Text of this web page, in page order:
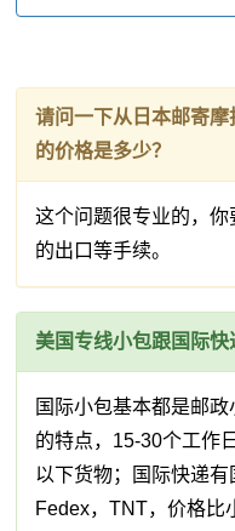
请问一下从日本邮寄
的价格是多少？
这个问题很专业的，
的出口等手续。
美国专线小包跟国际快
国际小包基本都是邮
的特点，15-30个工作
以下货物；国际快递
Fedex，TNT，价格比